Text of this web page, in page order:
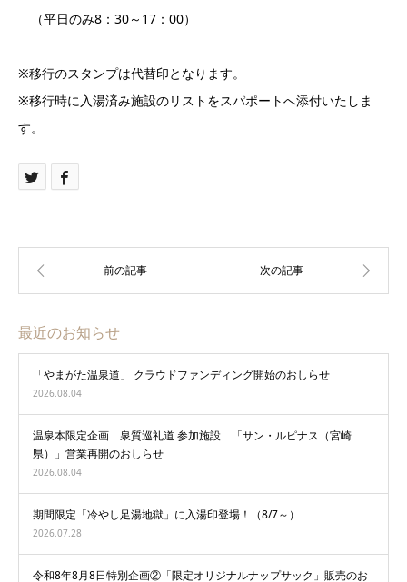
（平日のみ8：30～17：00）
※移行のスタンプは代替印となります。
※移行時に入湯済み施設のリストをスパポートへ添付いたしま
す。
最近のお知らせ
「やまがた温泉道」 クラウドファンディング開始のおしらせ
2026.08.04
温泉本限定企画 泉質巡礼道 参加施設 「サン・ルピナス（宮崎
県）」営業再開のおしらせ
2026.08.04
期間限定「冷やし足湯地獄」に入湯印登場！（8/7～）
2026.07.28
令和8年8月8日特別企画②「限定オリジナルナップサック」販売のお